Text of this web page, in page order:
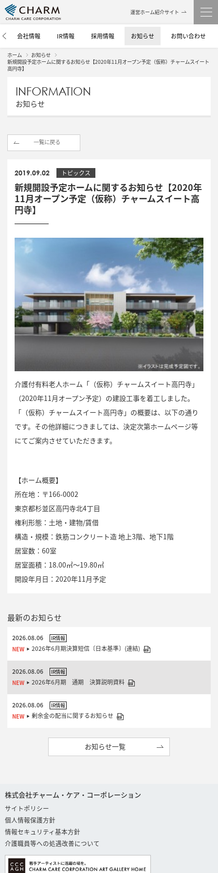
運営ホーム紹介サイト
会社情報 IR情報 採用情報 お知らせ お問い合わせ
ホーム
お知らせ
新規開設予定ホームに関するお知らせ【2020年11月オープン予定（仮称）チャームスイート
高円寺】
INFORMATION
お知らせ
一覧に戻る
2019.09.02 トピックス
新規開設予定ホームに関するお知らせ【2020年
11月オープン予定（仮称）チャームスイート高
円寺】
介護付有料老人ホーム「（仮称）チャームスイート高円寺」
（2020年11月オープン予定）の建設工事を着工しました。
「（仮称）チャームスイート高円寺」の概要は、以下の通り
です。その他詳細につきましては、決定次第ホームページ等
にてご案内させていただきます。
【ホーム概要】
所在地：〒166-0002
東京都杉並区高円寺北4丁目
権利形態：土地・建物/賃借
構造・規模：鉄筋コンクリート造 地上3階、地下1階
居室数：60室
居室面積：18.00㎡～19.80㎡
開設年月日：2020年11月予定
最新のお知らせ
2026.08.06 IR情報
2026年6月期決算短信〔日本基準〕(連結)
2026.08.06 IR情報
2026年6月期 通期 決算説明資料
2026.08.06 IR情報
剰余金の配当に関するお知らせ
お知らせ一覧
株式会社チャーム・ケア・コーポレーション
サイトポリシー
個人情報保護方針
情報セキュリティ基本方針
介護職員等への処遇改善について